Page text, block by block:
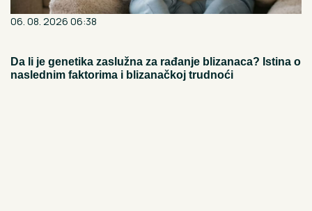
06. 08. 2026 06:38
Da li je genetika zaslužna za rađanje blizanaca? Istina o
naslednim faktorima i blizanačkoj trudnoći